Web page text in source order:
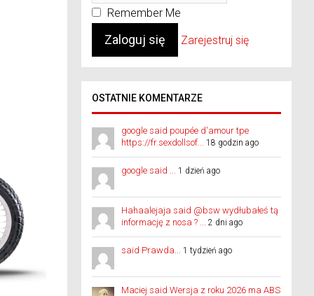
Remember Me
Zarejestruj się
OSTATNIE KOMENTARZE
google said poupée d'amour tpe
https://fr.sexdollsof... 18 godzin ago
google said ... 1 dzień ago
Hahaalejaja said @bsw wydłubałeś tą
informację z nosa ? ... 2 dni ago
said Prawda... 1 tydzień ago
Maciej said Wersja z roku 2026 ma ABS